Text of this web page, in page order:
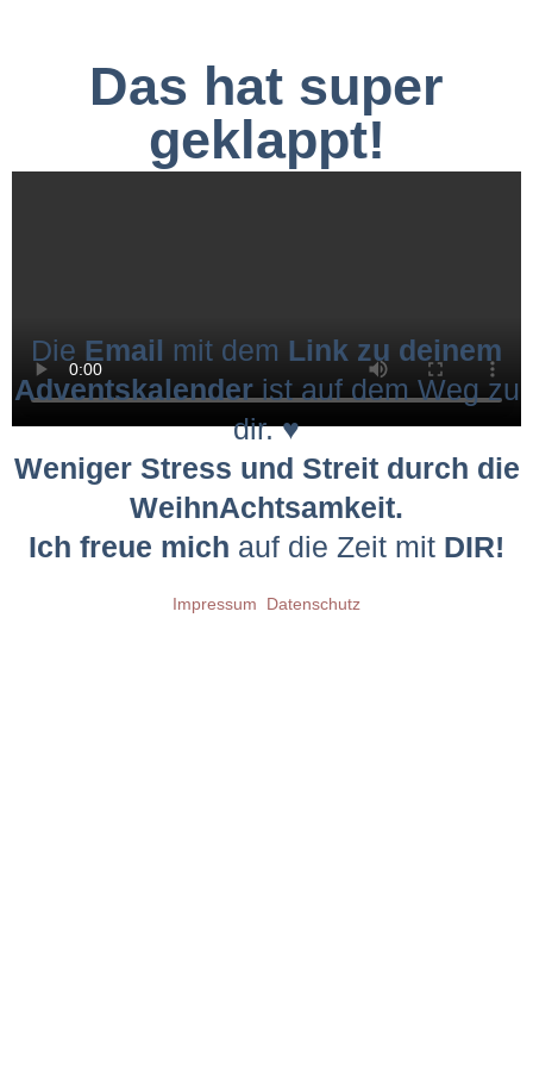
Das hat super
geklappt!
Die Email mit dem Link zu deinem
Adventskalenderist auf dem Weg zu
dir. ♥
Weniger Stress und Streit durch die
WeihnAchtsamkeit.
Ich freue mich auf die Zeit mit DIR!
Impressum Datenschutz